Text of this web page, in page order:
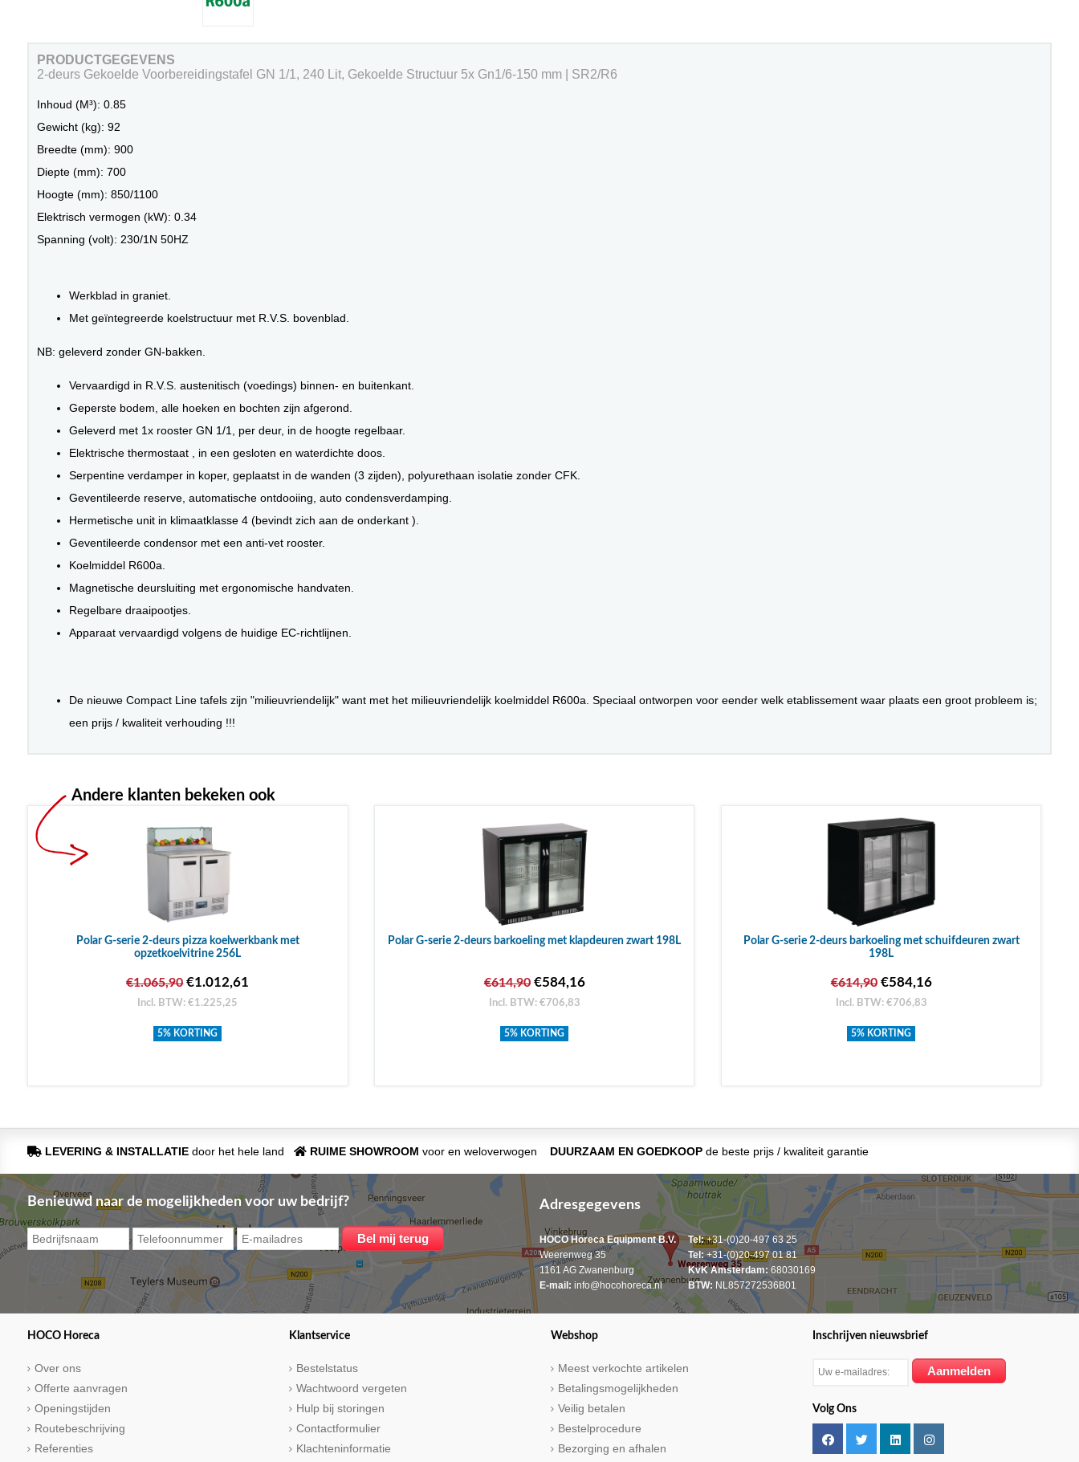
PRODUCTGEGEVENS
2-deurs Gekoelde Voorbereidingstafel GN 1/1, 240 Lit, Gekoelde Structuur 5x Gn1/6-150 mm | SR2/R6
Inhoud (M³): 0.85
Gewicht (kg): 92
Breedte (mm): 900
Diepte (mm): 700
Hoogte (mm): 850/1100
Elektrisch vermogen (kW): 0.34
Spanning (volt): 230/1N 50HZ
Werkblad in graniet.
Met geïntegreerde koelstructuur met R.V.S. bovenblad.
NB: geleverd zonder GN-bakken.
Vervaardigd in R.V.S. austenitisch (voedings) binnen- en buitenkant.
Geperste bodem, alle hoeken en bochten zijn afgerond.
Geleverd met 1x rooster GN 1/1, per deur, in de hoogte regelbaar.
Elektrische thermostaat , in een gesloten en waterdichte doos.
Serpentine verdamper in koper, geplaatst in de wanden (3 zijden), polyurethaan isolatie zonder CFK.
Geventileerde reserve, automatische ontdooiing, auto condensverdamping.
Hermetische unit in klimaatklasse 4 (bevindt zich aan de onderkant ).
Geventileerde condensor met een anti-vet rooster.
Koelmiddel R600a.
Magnetische deursluiting met ergonomische handvaten.
Regelbare draaipootjes.
Apparaat vervaardigd volgens de huidige EC-richtlijnen.
De nieuwe Compact Line tafels zijn "milieuvriendelijk" want met het milieuvriendelijk koelmiddel R600a. Speciaal ontworpen voor eender welk etablissement waar plaats een groot probleem is;
een prijs / kwaliteit verhouding !!!
Andere klanten bekeken ook
Polar G-serie 2-deurs pizza koelwerkbank met
opzetkoelvitrine 256L
€1.065,90€1.012,61
Incl. BTW: €1.225,25
5% KORTING
Polar G-serie 2-deurs barkoeling met klapdeuren zwart 198L
€614,90€584,16
Incl. BTW: €706,83
5% KORTING
Polar G-serie 2-deurs barkoeling met schuifdeuren zwart
198L
€614,90€584,16
Incl. BTW: €706,83
5% KORTING
LEVERING & INSTALLATIEdoor het hele land RUIME SHOWROOM voor en weloverwogen DUURZAAM EN GOEDKOOPde beste prijs / kwaliteit garantie
Benieuwd naar de mogelijkheden voor uw bedrijf? Adresgegevens
HOCO Horeca Equipment B.V.
Weerenweg 35
1161 AG Zwanenburg
E-mail: info@hocohoreca.nl
Tel:+31-(0)20-497 63 25
Tel:+31-(0)20-497 01 81
KvK Amsterdam: 68030169
BTW: NL857272536B01
HOCO Horeca
Over ons
Offerte aanvragen
Openingstijden
Routebeschrijving
Referenties
Klantservice
Bestelstatus
Wachtwoord vergeten
Hulp bij storingen
Contactformulier
Klachteninformatie
Webshop
Meest verkochte artikelen
Betalingsmogelijkheden
Veilig betalen
Bestelprocedure
Bezorging en afhalen
Inschrijven nieuwsbrief
Volg Ons